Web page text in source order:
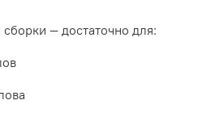
— достаточно для: